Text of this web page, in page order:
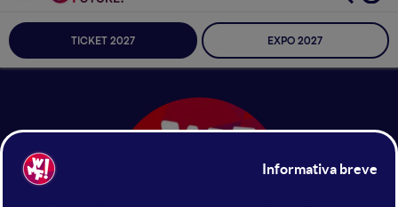
TICKET 2027 EXPO 2027